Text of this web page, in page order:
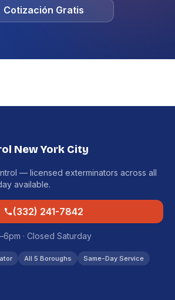
Cotización Gratis
New York City
— licensed exterminators across all
available.
(332) 241-7842
· Closed Saturday
All 5 Boroughs Same-Day Service